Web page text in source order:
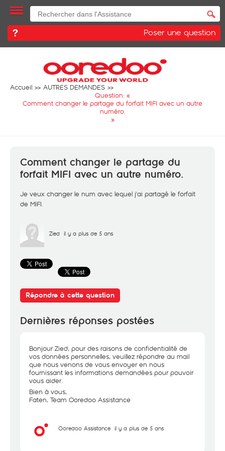
Poser une question
Accueil
AUTRES DEMANDES
Question: «
Comment changer le partage du forfait MIFI avec un autre
numéro.
»
Comment changer le partage du
forfait MIFI avec un autre numéro.
Je veux changer le num avec lequel j'ai partagé le forfait
de MIFI.
Zied il y a plus de 5 ans
Répondre à cette question
Dernières réponses postées
Bonjour Zied, pour des raisons de confidentialité de
vos données personnelles, veuillez répondre au mail
que nous venons de vous envoyer en nous
fournissant les informations demandées pour pouvoir
vous aider.
Bien à vous,
Faten, Team Ooredoo Assistance
Ooredoo Assistance il y a plus de 5 ans